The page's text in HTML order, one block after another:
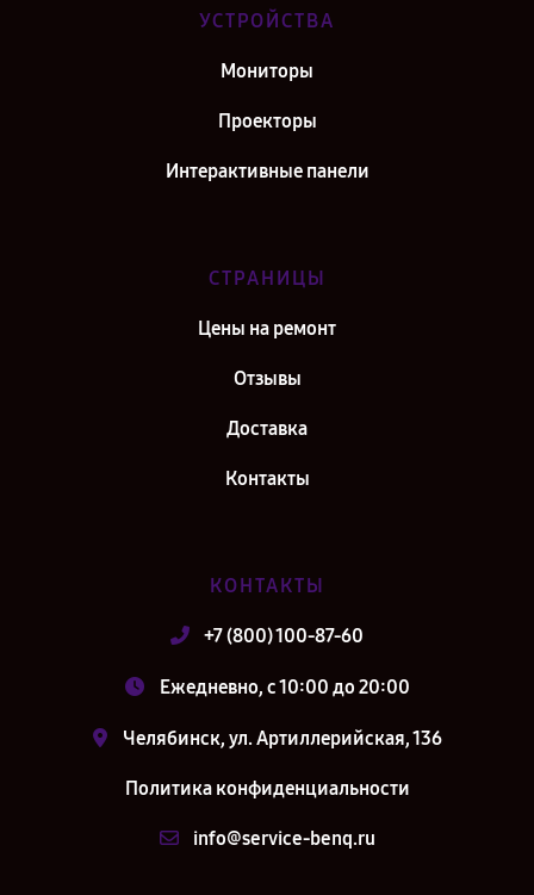
Ремонт монитора BenQ 240 в г. Киров
Ремонт монитора BenQ 240 в г. Санкт-Петербург
УСТРОЙСТВА
Мониторы
Проекторы
Интерактивные панели
СТРАНИЦЫ
Цены на ремонт
Отзывы
Доставка
Контакты
КОНТАКТЫ
+7 (800) 100-87-60
Ежедневно, с 10:00 до 20:00
Челябинск, ул. Артиллерийская, 136
Политика конфиденциальности
info@service-benq.ru